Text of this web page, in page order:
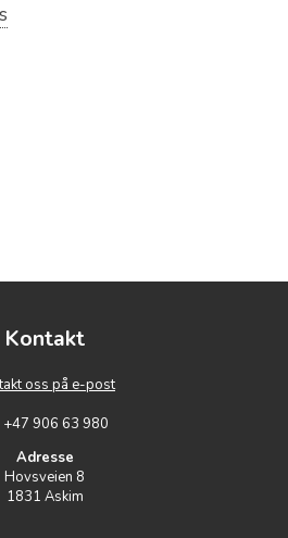
Kontakt
oss på e-post
+47 906 63 980
Adresse
Hovsveien 8
1831 Askim